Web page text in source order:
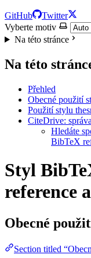
GitHub
Twitter
Vyberte motiv
Na této stránce
Na této
Přehled
Obecné použití
Použití stylu
CiteDrive:
Hledáte
BibTeX
Styl
reference
Obecné
Section titled